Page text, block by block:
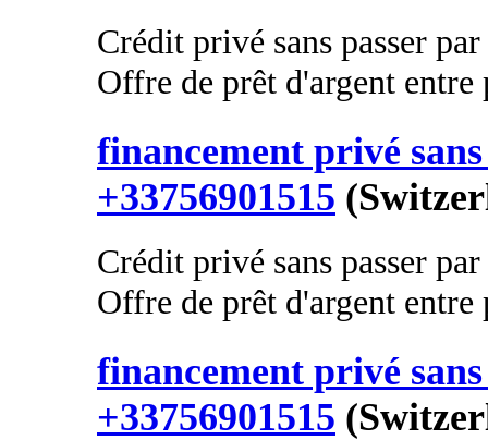
Crédit privé sans passer
Offre de prêt d'argent
financement privé
+33756901515
Crédit privé sans passer
Offre de prêt d'argent
financement privé
+33756901515